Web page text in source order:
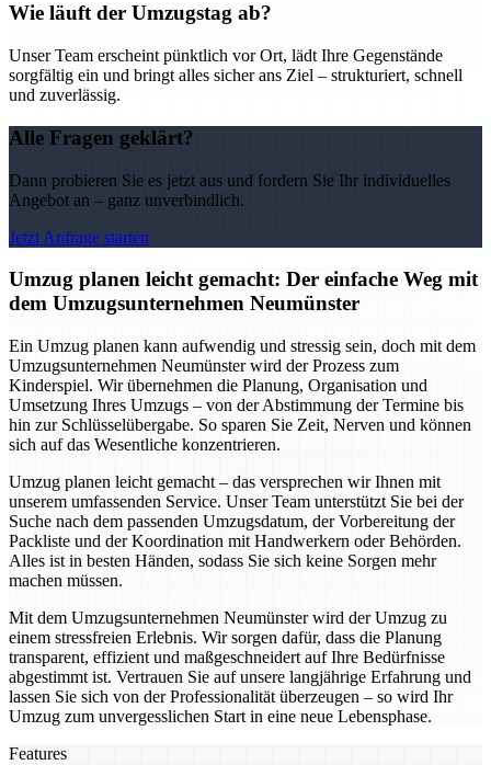
Wie läuft der Umzugstag ab?
Unser Team erscheint pünktlich vor Ort, lädt Ihre Gegenstände
sorgfältig ein und bringt alles sicher ans Ziel – strukturiert, schnell
und zuverlässig.
Alle Fragen geklärt?
Dann probieren Sie es jetzt aus und fordern Sie Ihr individuelles
Angebot an – ganz unverbindlich.
Jetzt Anfrage starten
Umzug planen leicht gemacht: Der einfache Weg mit
dem Umzugsunternehmen Neumünster
Ein Umzug planen kann aufwendig und stressig sein, doch mit dem
Umzugsunternehmen Neumünster wird der Prozess zum
Kinderspiel. Wir übernehmen die Planung, Organisation und
Umsetzung Ihres Umzugs – von der Abstimmung der Termine bis
hin zur Schlüsselübergabe. So sparen Sie Zeit, Nerven und können
sich auf das Wesentliche konzentrieren.
Umzug planen leicht gemacht – das versprechen wir Ihnen mit
unserem umfassenden Service. Unser Team unterstützt Sie bei der
Suche nach dem passenden Umzugsdatum, der Vorbereitung der
Packliste und der Koordination mit Handwerkern oder Behörden.
Alles ist in besten Händen, sodass Sie sich keine Sorgen mehr
machen müssen.
Mit dem Umzugsunternehmen Neumünster wird der Umzug zu
einem stressfreien Erlebnis. Wir sorgen dafür, dass die Planung
transparent, effizient und maßgeschneidert auf Ihre Bedürfnisse
abgestimmt ist. Vertrauen Sie auf unsere langjährige Erfahrung und
lassen Sie sich von der Professionalität überzeugen – so wird Ihr
Umzug zum unvergesslichen Start in eine neue Lebensphase.
Features